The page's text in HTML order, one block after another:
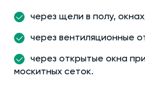
через щели в полу,
через вентиляционные
через открытые окна
москитных сеток.